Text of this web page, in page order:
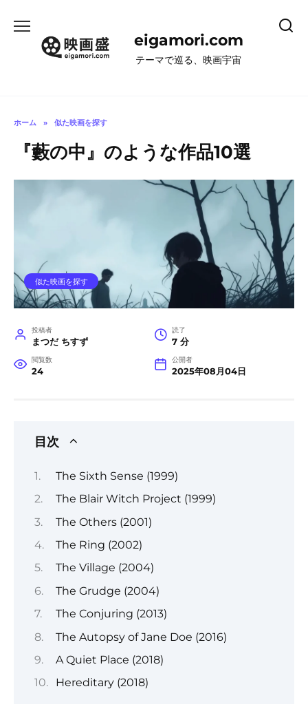
eigamori.com
テーマで巡る、映画宇宙
ホーム » 似た映画を探す
『藪の中』のような作品10選
似た映画を探す
投稿者
まつだ ちすず
読了
7 分
閲覧数
24
公開者
2025年08月04日
目次
The Sixth Sense (1999)
The Blair Witch Project (1999)
The Others (2001)
The Ring (2002)
The Village (2004)
The Grudge (2004)
The Conjuring (2013)
The Autopsy of Jane Doe (2016)
A Quiet Place (2018)
Hereditary (2018)